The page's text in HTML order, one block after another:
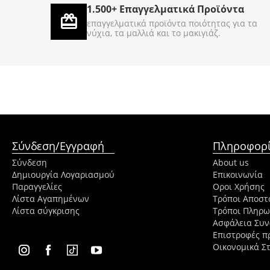
€50000
1.500+ Επαγγελματικά Προϊόντα
επαγγελματικά προϊόντα ποιότητας για τα
νύχια, τα μαλλιά και το μακιγιάζ.
Σύνδεση/Εγγραφή
Σύνδεση
Δημιουργία Λογαριασμού
Παραγγελίες
Λίστα Αγαπημένων
Λίστα σύγκρισης
About us
Επικοινωνία
Οροι Χρήσης
Τρόποι
Τρόποι
Ασφάλεια
Επιστροφές
Οικονομικά